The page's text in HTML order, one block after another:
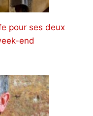
pour ses deux
end